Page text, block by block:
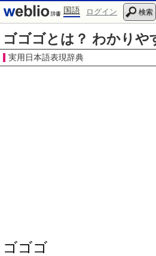
国語 ログイン 検索
ゴゴゴとは？ わかりや
実用日本語表現辞典
ゴゴゴ